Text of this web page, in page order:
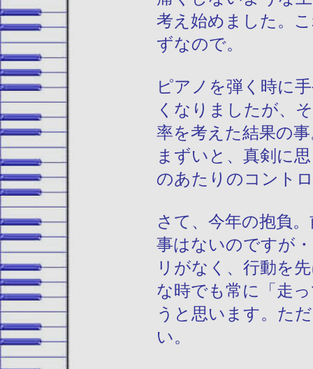
考え始めました。
ずなので。
ピアノを弾く時に
くなりましたが、
率を考えた結果の
まずいと、真剣に
のあたりのコント
さて、今年の抱負
事はないのですが
リがなく、行動を
な時でも常に「走
うと思います。た
い。